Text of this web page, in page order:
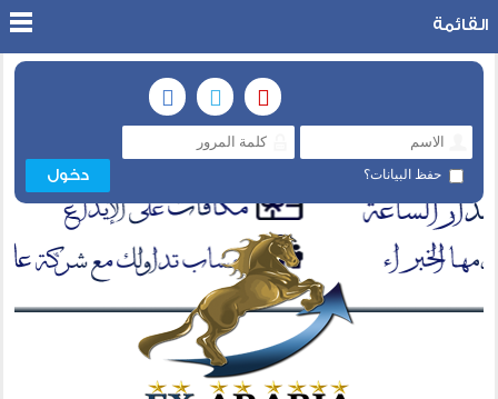
حفظ البيانات؟
القائمة